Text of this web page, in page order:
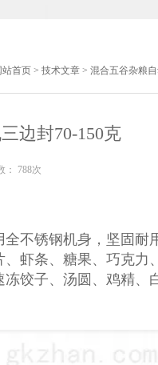
站首页 > 技术文章 > 混合五谷杂粮
边封70-150克
788次
不锈钢机身，坚固耐
虾条、糖果、巧克力
饺子、汤圆、鸡精、